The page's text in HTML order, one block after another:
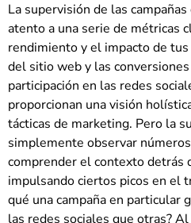
La supervisión de las
atento a una serie de métricas
rendimiento y el impacto de
del sitio web y las
participación en las redes
proporcionan una visión
tácticas de marketing. Pero la
simplemente observar
comprender el contexto detrás
impulsando ciertos picos en el
qué una campaña en particular
las redes sociales que otras?